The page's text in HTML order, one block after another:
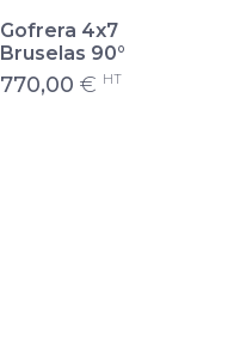
Gofrera 4x7
Bruselas 90°
770,00 € HT